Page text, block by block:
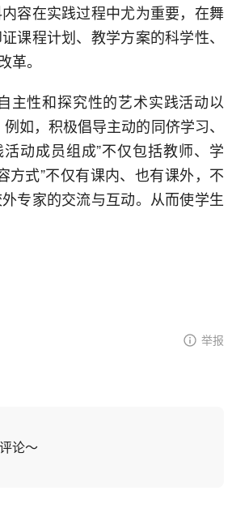
容在实践过程中尤为重要，在舞
课程计划、教学方案的科学性、
。
主性和探究性的艺术实践活动以
如，积极倡导主动的同侪学习、
动成员组成”不仅包括教师、学
方式”不仅有课内、也有课外，不
专家的交流与互动。从而使学生
举报
论～